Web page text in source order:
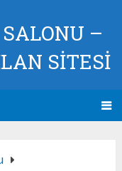
–
SİTESİ